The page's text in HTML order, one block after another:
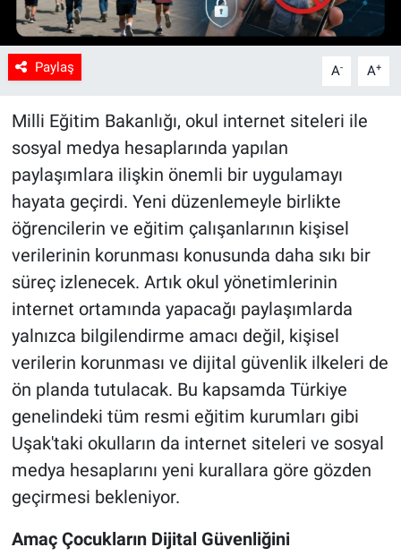
Paylaş A- A+
Milli Eğitim Bakanlığı, okul internet siteleri ile
sosyal medya hesaplarında yapılan
paylaşımlara ilişkin önemli bir uygulamayı
hayata geçirdi. Yeni düzenlemeyle birlikte
öğrencilerin ve eğitim çalışanlarının kişisel
verilerinin korunması konusunda daha sıkı bir
süreç izlenecek. Artık okul yönetimlerinin
internet ortamında yapacağı paylaşımlarda
yalnızca bilgilendirme amacı değil, kişisel
verilerin korunması ve dijital güvenlik ilkeleri de
ön planda tutulacak. Bu kapsamda Türkiye
genelindeki tüm resmi eğitim kurumları gibi
Uşak'taki okulların da internet siteleri ve sosyal
medya hesaplarını yeni kurallara göre gözden
geçirmesi bekleniyor.
Amaç Çocukların Dijital Güvenliğini